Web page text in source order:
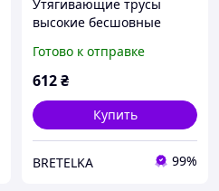
Утягивающие трусы
высокие бесшовные
Emay 2039 L/XL
Готово к отправке
612₴
Купить
BRETELKA 99%